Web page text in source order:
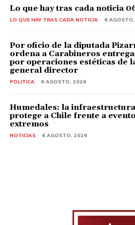
Lo que hay tras cada noticia
LO QUE HAY TRAS CADA NOTICIA 6
Por oficio de la diputada
ordena a Carabineros
por operaciones estéticas de
general director
POLITICA 6 AGOSTO, 2026
Humedales: la
protege a Chile frente a
extremos
NOTICIAS 6 AGOSTO, 2026